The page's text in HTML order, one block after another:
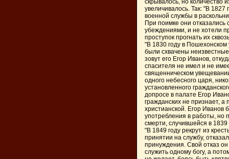
скрывалось, но количество
увеличивалось. Так: "В
военной службы в
При поимке они отказались
убеждениями, и не хотели
проступок прогнать их
"В 1830 году в
были схвачены
зовут его Егор Иванов,
спасителя не имел и не
священническом
одного небесного царя,
установленного
допросе в палате Егор
гражданских не признает, а
христианской. Егор Иванов
употребления в работы, но
смерти, случившейся в
"В 1849 году рекрут из
принятии на службу,
принуждения. Свой отказ
служить одному богу, а